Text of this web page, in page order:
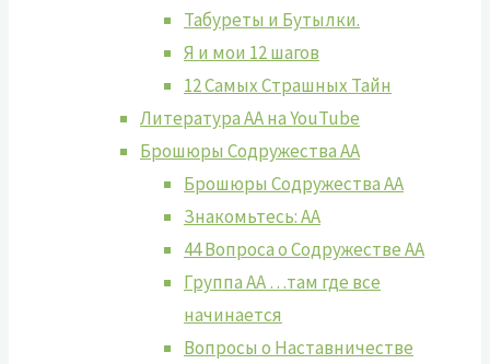
Табуреты и Бутылки.
Я и мои 12 шагов
12 Самых Страшных Тайн
Литература АА на YouTube
Брошюры Содружества АА
Брошюры Содружества АА
Знакомьтесь: АА
44 Вопроса о Содружестве АА
Группа АА …там где все
начинается
Вопросы о Наставничестве